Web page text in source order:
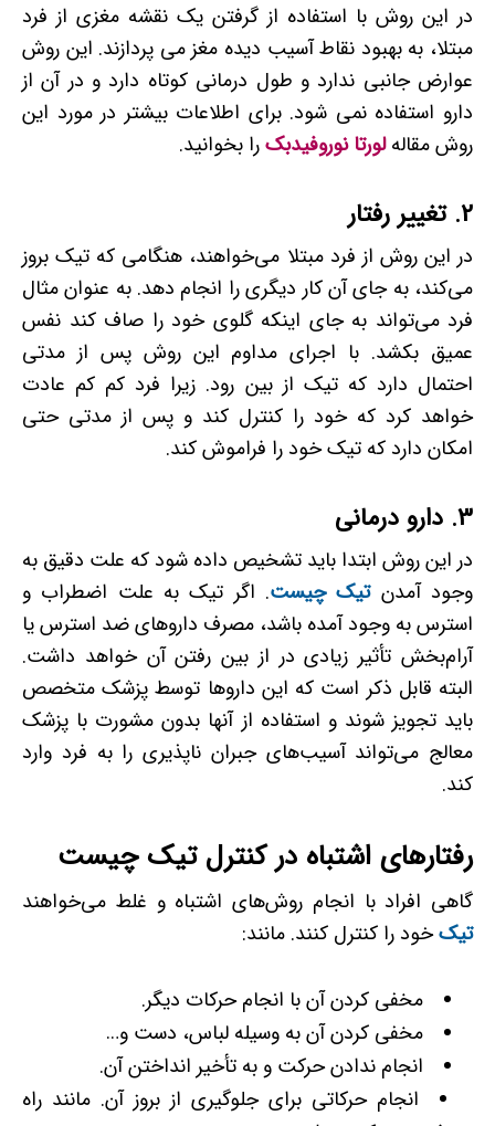
در این روش با استفاده از گرفتن یک نقشه مغزی از فرد
مبتلا، به بهبود نقاط آسیب دیده مغز می پردازند. این روش
عوارض جانبی ندارد و طول درمانی کوتاه دارد و در آن از
دارو استفاده نمی شود. برای اطلاعات بیشتر در مورد این
روش مقالهلورتا نوروفیدبکرا بخوانید.
2. تغییر رفتار
در این روش از فرد مبتلا می‌خواهند، هنگامی که تیک بروز
می‌کند، به جای آن کار دیگری را انجام دهد. به عنوان مثال
فرد می‌تواند به جای اینکه گلوی خود را صاف کند نفس
عمیق بکشد. با اجرای مداوم این روش پس از مدتی
احتمال دارد که تیک از بین رود. زیرا فرد کم کم عادت
خواهد کرد که خود را کنترل کند و پس از مدتی حتی
امکان دارد که تیک خود را فراموش کند.
3. دارو درمانی
در این روش ابتدا باید تشخیص داده شود که علت دقیق به
وجود آمدنتیک چیست. اگر تیک به علت اضطراب و
استرس به وجود آمده باشد، مصرف داروهای ضد استرس یا
آرام‌­بخش تأثیر زیادی در از بین رفتن آن خواهد داشت.
البته قابل ذکر است که این داروها توسط پزشک متخصص
باید تجویز شوند و استفاده از آنها بدون مشورت با پزشک
معالج می‌تواند آسیب‌های جبران­ ناپذیری را به فرد وارد
کند.
رفتارهای اشتباه در کنترل تیک چیست
گاهی افراد با انجام روش‌های اشتباه و غلط می‌خواهند
تیکخود را کنترل کنند. مانند:
مخفی کردن آن با انجام حرکات دیگر.
مخفی کردن آن به وسیله لباس، دست و…
انجام ندادن حرکت و به تأخیر انداختن آن.
انجام حرکاتی برای جلوگیری از بروز آن. مانند راه